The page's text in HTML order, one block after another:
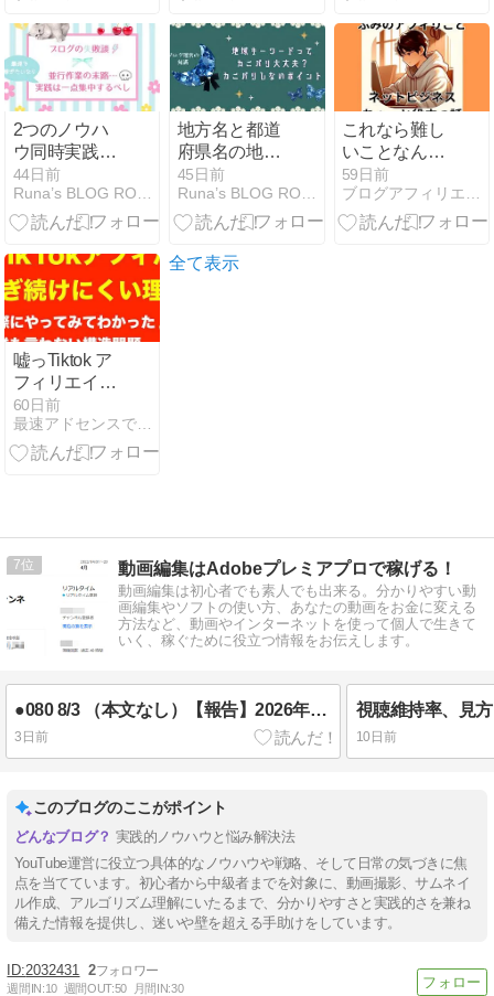
2つのノウハ
ウ同時実践の
末路…最短で
稼ぎたいなら
実践するもの
う
44日前
Runa’s BLOG ROOM
地方名と都道
府県名の地域
キーワードっ
てカニバリし
ない？回避と
45日前
Runa’s BLOG ROOM
これなら難し
いことなんて
ないっしょ
59日前
ブログアフィリエイトで稼ぐ方法｜FUMINYO-WEB
嘘っTiktok ア
フィリエイト
って稼げる
の？と思った
人に読んでも
60日前
最速アドセンスで月10万達成ノウハウ★
全て表示
7 動画編集はAdobeプレミアプロで稼げる！
動画編集は初心者でも素人でも出来る。分かりやすい動
画編集やソフトの使い方、あなたの動画をお金に変える
方法など、動画やインターネットを使って個人で生きて
いく、稼ぐために役立つ情報をお伝えします。
●080 8/3 （本文なし）【報告】2026年7月のYouTube運営について
3日前 10日前
このブログのここがポイント
実践的ノウハウと悩み解決法
YouTube運営に役立つ具体的なノウハウや戦略、そして日常の気づきに焦
点を当てています。初心者から中級者までを対象に、動画撮影、サムネイ
ル作成、アルゴリズム理解にいたるまで、分かりやすさと実践的さを兼ね
備えた情報を提供し、迷いや壁を超える手助けをしています。
2032431 2
週間IN:10 週間OUT:50 月間IN:30